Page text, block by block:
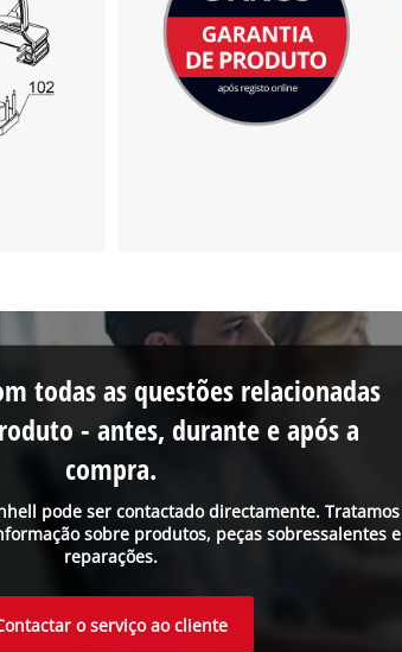
Management Platform
pode ser contactado directamente. Tratamos
sobre produtos, peças sobressalentes e
reparações.
todas as questões relacionadas
- antes, durante e após a
compra.
o serviço ao cliente